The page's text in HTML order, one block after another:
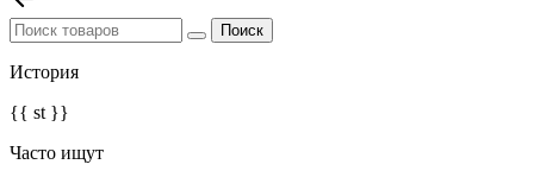
История
{{ st }}
Часто ищут